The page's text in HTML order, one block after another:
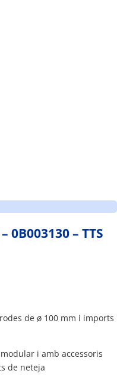
0B003130 – TTS
de ø 100 mm i imports
i amb accessoris
de neteja